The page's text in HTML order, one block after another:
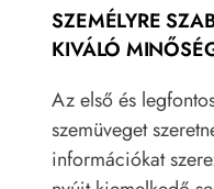
SZEMÉLYRE
KIVÁLÓ
Az első és
szemüveget
információkat